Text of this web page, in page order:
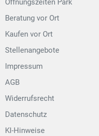
Öffnungszeiten Park
Beratung vor Ort
Kaufen vor Ort
Stellenangebote
Impressum
AGB
Widerrufsrecht
Datenschutz
KI-Hinweise